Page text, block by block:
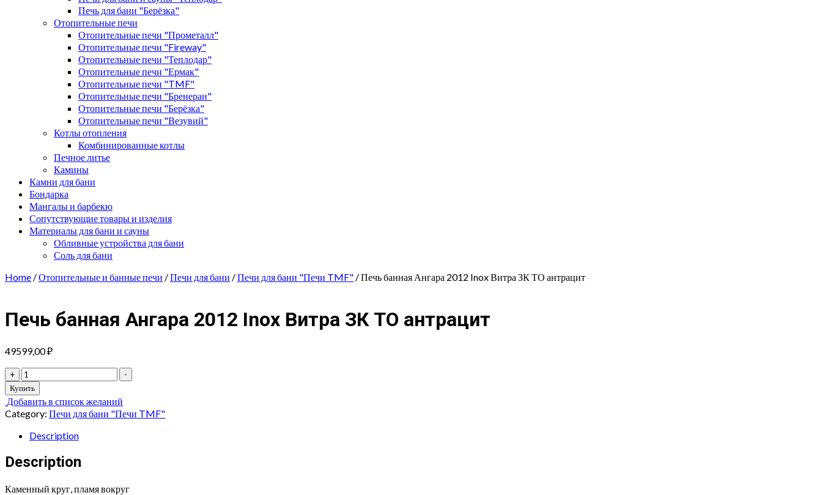
Печь для бани "Берёзка"
Отопительные печи
Отопительные печи "Прометалл"
Отопительные печи "Fireway"
Отопительные печи "Теплодар"
Отопительные печи "Ермак"
Отопительные печи "TMF"
Отопительные печи "Бренеран"
Отопительные печи "Берёзка"
Отопительные печи "Везувий"
Котлы отопления
Комбинированные котлы
Печное литье
Камины
Камни для бани
Бондарка
Мангалы и барбекю
Сопутствующие товары и изделия
Материалы для бани и сауны
Обливные устройства для бани
Соль для бани
Home /Отопительные и банные печи /Печи для бани /Печи для бани "Печи TMF" / Печь банная Ангара 2012 Inox Витра ЗК ТО антрацит
Печь банная Ангара 2012 Inox Витра ЗК ТО антрацит
49599,00₽
+
Печь
банная
Ангара
2012
Inox
Витра
ТО
антрацит
-
Купить
Добавить в список желаний
Category: Печи для бани "Печи TMF"
Description
Description
Каменный круг, пламя вокруг